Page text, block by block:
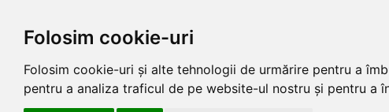
Folosim cookie-uri
Folosim cookie-uri și alte tehnologii de urmărire pentru a
pentru a analiza traficul de pe website-ul nostru și pentru a